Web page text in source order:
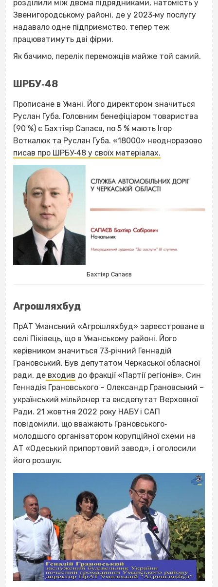
розділили між двома підрядниками, натомість у
Звенигородському районі, де у 2023‐му послугу
надавало одне підприємство, тепер теж
працюватимуть дві фірми.
Як бачимо, перелік переможців майже той самий.
ШРБУ‐48
Прописане в Умані. Його директором значиться
Руслан Губа. Головним бенефіціаром товариства
(90 %) є Бахтіяр Сапаєв, по 5 % мають Ігор
Воткалюк та Руслан Губа. «18000» неодноразово
писав про ШРБУ‐48 у своїх матеріалах.
Бахтіяр Сапаєв
Агрошляхбуд
ПрАТ Уманський «Агрошляхбуд» зареєстроване в
селі Піківець, що в Уманському районі. Його
керівником значиться 73‐річний Геннадій
Грановський. Був депутатом Черкаської обласної
ради, де входив до фракції «Партії регіонів». Син
Геннадія Грановського – Олександр Грановський –
український мільйонер та ексдепутат Верховної
Ради. 21 жовтня 2022 року НАБУ і САП
повідомили, що вважають Грановського‐
молодшого організатором корупційної схеми на
АТ «Одеський припортовий завод», і оголосили
його розшук.